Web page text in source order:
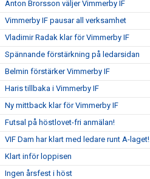
Anton Brorsson väljer Vimmerby IF
Vimmerby IF pausar all verksamhet
Vladimir Radak klar för Vimmerby IF
Spännande förstärkning på ledarsidan
Belmin förstärker Vimmerby IF
Haris tillbaka i Vimmerby IF
Ny mittback klar för Vimmerby IF
Futsal på höstlovet-fri anmälan!
VIF Dam har klart med ledare runt A-laget!
Klart inför loppisen
Ingen årsfest i höst